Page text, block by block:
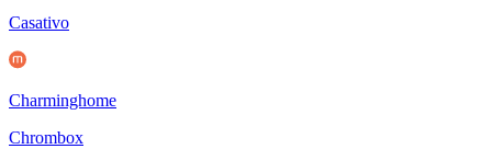
Casativo
Charminghome
Chrombox